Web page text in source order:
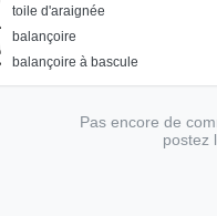
toile d'araignée
balançoire
balançoire à bascule
Pas encore de
postez